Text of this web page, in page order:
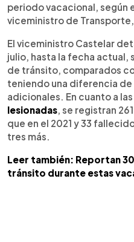
periodo vacacional, según
viceministro de
El viceministro Castelar
julio, hasta la fecha
de tránsito, comparados
teniendo una diferencia
adicionales. En cuanto a
lesionadas, se registran
que en el 2021 y 33
tres más.
Leer también: Reportan
tránsito durante estas